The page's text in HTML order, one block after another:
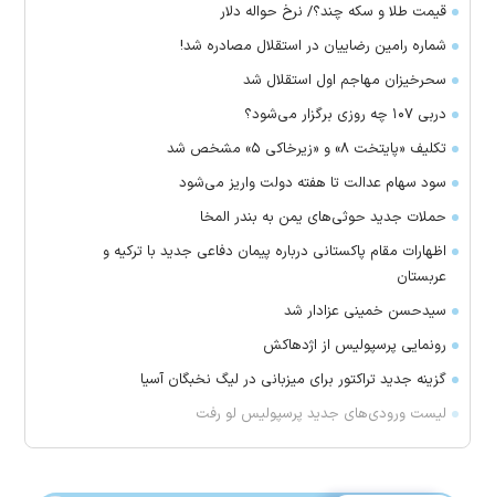
قیمت طلا و سکه چند؟/ نرخ حواله دلار
شماره رامین رضاییان در استقلال مصادره شد!
سحرخیزان مهاجم اول استقلال شد
دربی ۱۰۷ چه روزی برگزار می‌شود؟
تکلیف «پایتخت ۸» و «زیرخاکی ۵» مشخص شد
سود سهام عدالت تا هفته دولت واریز می‌شود
حملات جدید حوثی‌های یمن به بندر المخا
اظهارات مقام پاکستانی درباره پیمان دفاعی جدید با ترکیه و
عربستان
سیدحسن خمینی عزادار شد
رونمایی پرسپولیس از اژدهاکش
گزینه جدید تراکتور برای میزبانی در لیگ نخبگان آسیا
لیست ورودی‌های جدید پرسپولیس لو رفت